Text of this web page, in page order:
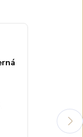
ŘADOVÁ